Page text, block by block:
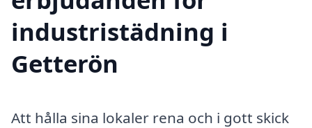
industristädning i
Getterön
Att hålla sina lokaler rena och i gott skick